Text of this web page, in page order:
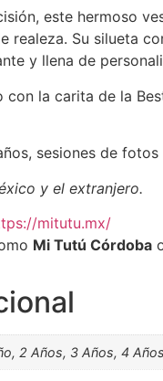
este hermoso
realeza. Su silueta
y llena de
con la carita de la
sesiones de
y el extranjero.
mitutu.mx/
Mi Tutú Córdoba
2 Años, 3 Años, 4